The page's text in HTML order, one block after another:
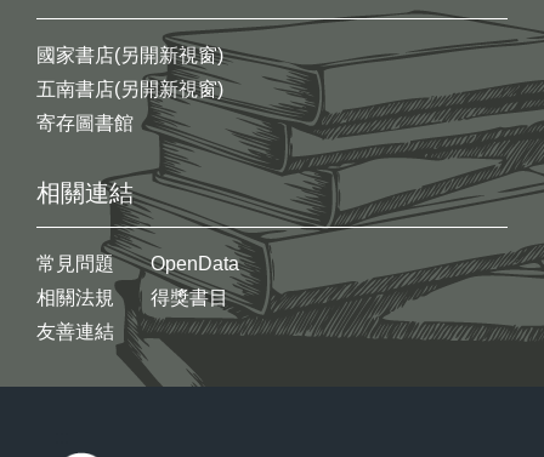
國家書店(另開新視窗)
五南書店(另開新視窗)
寄存圖書館
相關連結
常見問題
相關法規
友善連結
OpenData
得獎書目